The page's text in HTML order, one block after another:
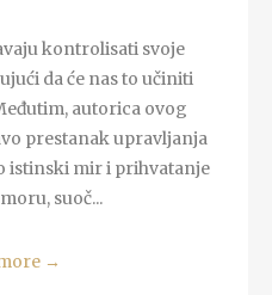
kontrolisati svoje
da će nas to učiniti
autorica ovog
prestanak upravljanja
istinski mir i prihvatanje
suoč...
→